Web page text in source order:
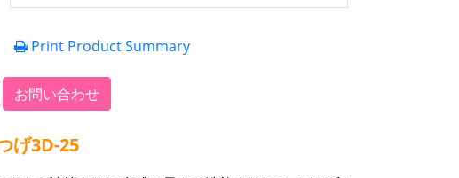
Print Product Summary
お問い合わせ
げ3D-25